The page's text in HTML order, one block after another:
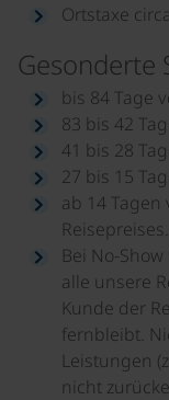
Ortstaxe
Gesonderte
bis 84 Tage
83 bis 42
41 bis 28
27 bis 15
ab 14 Tagen
Reisepreises.
Bei No-
alle unsere
Kunde der
fernbleibt.
Leistungen
nicht